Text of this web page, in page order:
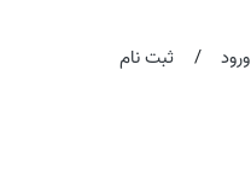
ورود / ثبت نام